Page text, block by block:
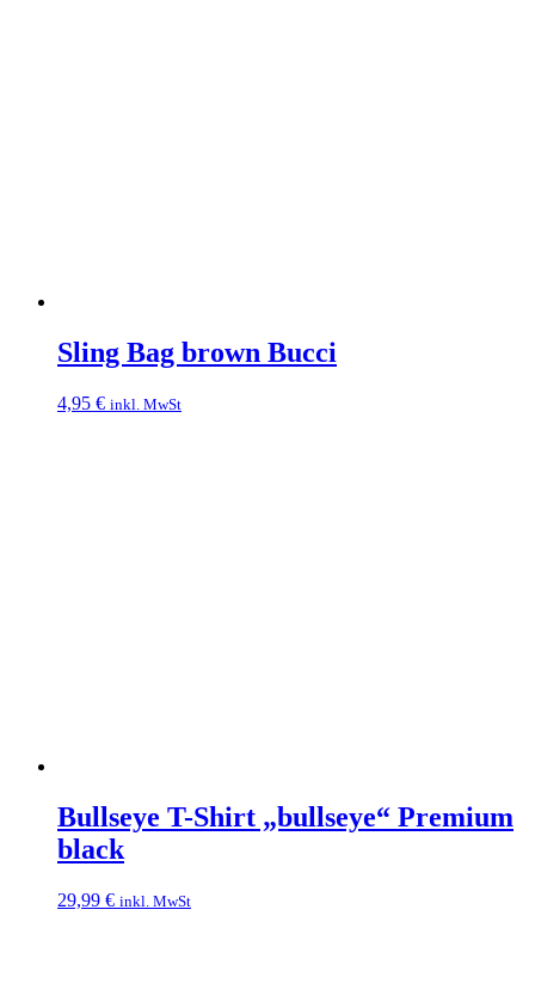
Sling Bag brown Bucci
4,95 € inkl. MwSt
Bullseye T-Shirt „bullseye“ Premium
black
29,99 € inkl. MwSt